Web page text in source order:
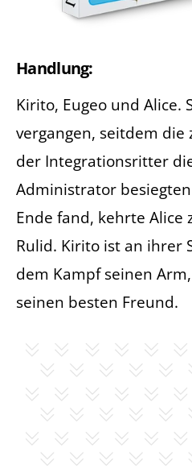
Handlung:
Kirito, Eugeo und Alice.
vergangen, seitdem die
der Integrationsritter
Administrator
Ende fand, kehrte
Rulid. Kirito ist an ihrer
dem Kampf seinen
seinen besten Freund.